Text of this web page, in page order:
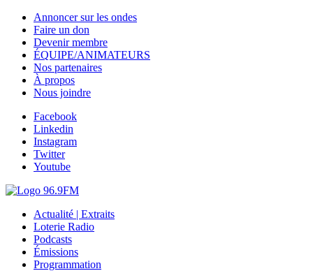
Annoncer sur les ondes
Faire un don
Devenir membre
ÉQUIPE/ANIMATEURS
Nos partenaires
À propos
Nous joindre
Facebook
Linkedin
Instagram
Twitter
Youtube
Actualité | Extraits
Loterie Radio
Podcasts
Émissions
Programmation